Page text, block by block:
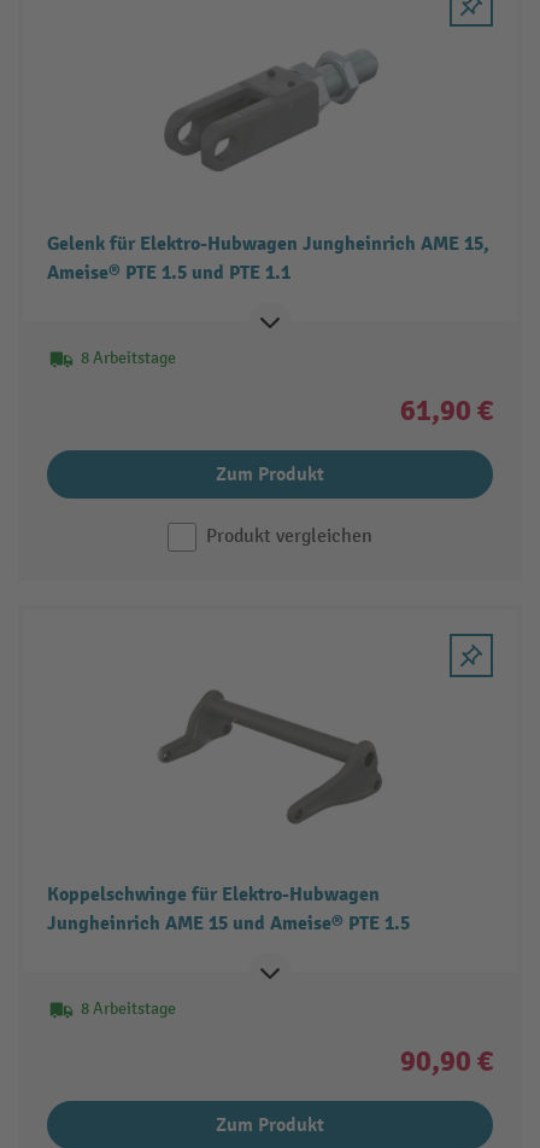
Gelenk für Elektro-Hubwagen Jungheinrich AME 15,
Ameise® PTE 1.5 und PTE 1.1
8 Arbeitstage
61,90 €
Zum Produkt
Produkt vergleichen
Koppelschwinge für Elektro-Hubwagen
Jungheinrich AME 15 und Ameise® PTE 1.5
8 Arbeitstage
90,90 €
Zum Produkt